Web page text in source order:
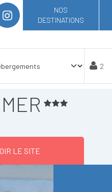
NOS
DESTINATIONS
LE SITE